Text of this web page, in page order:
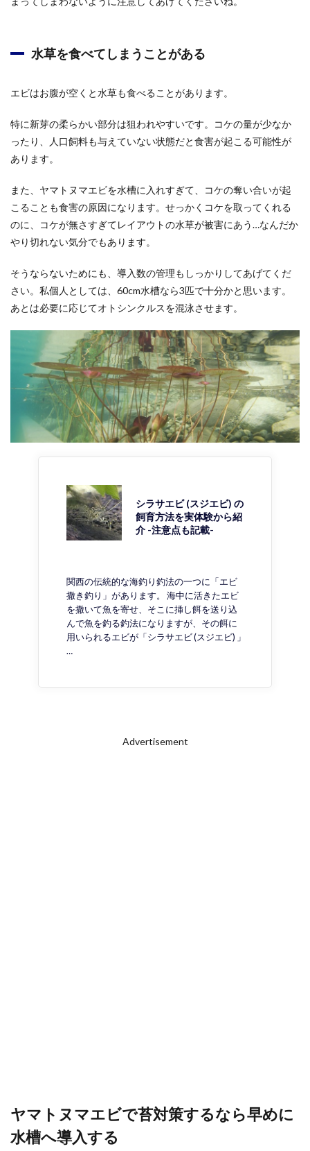
水草を食べてしまうことがある
エビはお腹が空くと水草も食べることがあります。
特に新芽の柔らかい部分は狙われやすいです。コケの量が少なか
ったり、人口飼料も与えていない状態だと食害が起こる可能性が
あります。
また、ヤマトヌマエビを水槽に入れすぎて、コケの奪い合いが起
こることも食害の原因になります。せっかくコケを取ってくれる
のに、コケが無さすぎてレイアウトの水草が被害にあう…なんだか
やり切れない気分でもあります。
そうならないためにも、導入数の管理もしっかりしてあげてくだ
さい。私個人としては、60cm水槽なら3匹で十分かと思います。
あとは必要に応じてオトシンクルスを混泳させます。
シラサエビ (スジエビ) の
飼育方法を実体験から紹
介 -注意点も記載-
関西の伝統的な海釣り釣法の一つに「エビ
撒き釣り」があります。 海中に活きたエビ
を撒いて魚を寄せ、そこに挿し餌を送り込
んで魚を釣る釣法になりますが、その餌に
用いられるエビが「シラサエビ (スジエビ) 」
…
Advertisement
ヤマトヌマエビで苔対策するなら早めに
水槽へ導入する